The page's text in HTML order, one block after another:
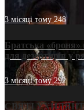
3 місяці тому248
Братська
для дезертирів у
3 місяці тому292
СВЯТІ